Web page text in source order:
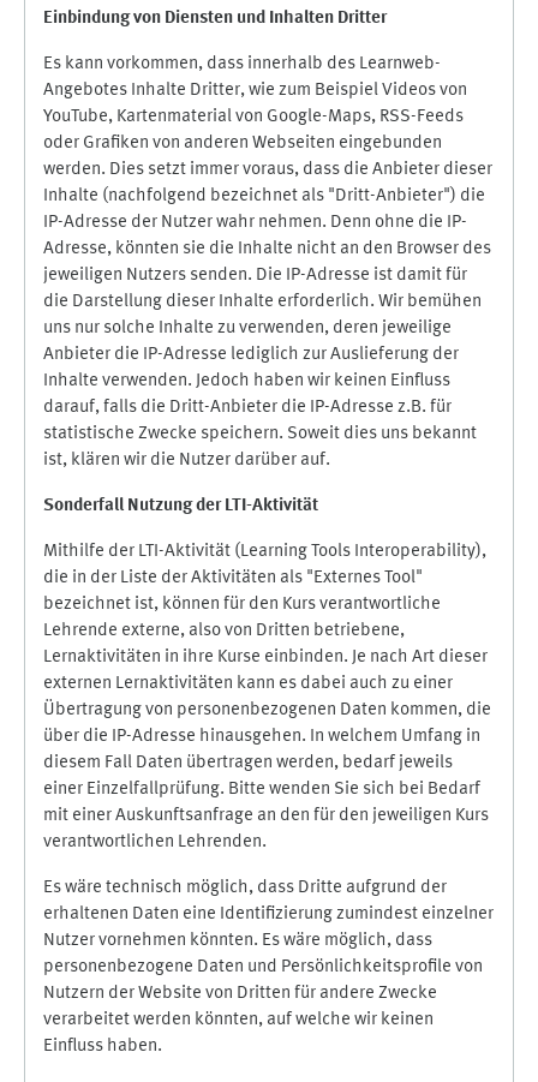
Einbindung von Diensten und Inhalten Dritter
Es kann vorkommen, dass innerhalb des Learnweb-
Angebotes Inhalte Dritter, wie zum Beispiel Videos von
YouTube, Kartenmaterial von Google-Maps, RSS-Feeds
oder Grafiken von anderen Webseiten eingebunden
werden. Dies setzt immer voraus, dass die Anbieter dieser
Inhalte (nachfolgend bezeichnet als "Dritt-Anbieter") die
IP-Adresse der Nutzer wahr nehmen. Denn ohne die IP-
Adresse, könnten sie die Inhalte nicht an den Browser des
jeweiligen Nutzers senden. Die IP-Adresse ist damit für
die Darstellung dieser Inhalte erforderlich. Wir bemühen
uns nur solche Inhalte zu verwenden, deren jeweilige
Anbieter die IP-Adresse lediglich zur Auslieferung der
Inhalte verwenden. Jedoch haben wir keinen Einfluss
darauf, falls die Dritt-Anbieter die IP-Adresse z.B. für
statistische Zwecke speichern. Soweit dies uns bekannt
ist, klären wir die Nutzer darüber auf.
Sonderfall Nutzung der LTI-Aktivität
Mithilfe der LTI-Aktivität (Learning Tools Interoperability),
die in der Liste der Aktivitäten als "Externes Tool"
bezeichnet ist, können für den Kurs verantwortliche
Lehrende externe, also von Dritten betriebene,
Lernaktivitäten in ihre Kurse einbinden. Je nach Art dieser
externen Lernaktivitäten kann es dabei auch zu einer
Übertragung von personenbezogenen Daten kommen, die
über die IP-Adresse hinausgehen. In welchem Umfang in
diesem Fall Daten übertragen werden, bedarf jeweils
einer Einzelfallprüfung. Bitte wenden Sie sich bei Bedarf
mit einer Auskunftsanfrage an den für den jeweiligen Kurs
verantwortlichen Lehrenden.
Es wäre technisch möglich, dass Dritte aufgrund der
erhaltenen Daten eine Identifizierung zumindest einzelner
Nutzer vornehmen könnten. Es wäre möglich, dass
personenbezogene Daten und Persönlichkeitsprofile von
Nutzern der Website von Dritten für andere Zwecke
verarbeitet werden könnten, auf welche wir keinen
Einfluss haben.